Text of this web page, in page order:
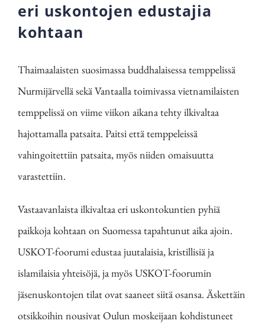
eri uskontojen edustajia
kohtaan
Thaimaalaisten suosimassa buddhalaisessa temppelissä
Nurmijärvellä sekä Vantaalla toimivassa vietnamilaisten
temppelissä on viime viikon aikana tehty ilkivaltaa
hajottamalla patsaita. Paitsi että temppeleissä
vahingoitettiin patsaita, myös niiden omaisuutta
varastettiin.
Vastaavanlaista ilkivaltaa eri uskontokuntien pyhiä
paikkoja kohtaan on Suomessa tapahtunut aika ajoin.
USKOT-foorumi edustaa juutalaisia, kristillisiä ja
islamilaisia yhteisöjä, ja myös USKOT-foorumin
jäsenuskontojen tilat ovat saaneet siitä osansa. Äskettäin
otsikkoihin nousivat Oulun moskeijaan kohdistuneet